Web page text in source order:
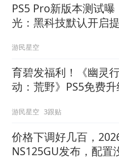
PS5 Pro新版本测试曝
光：黑科技默认开启
游民星空
育碧发福利！《幽灵
动：荒野》PS5免费升
游民星空 3跟贴
价格下调好几百，
NS125GU发布，配置